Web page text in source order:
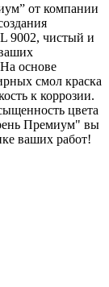
от компании
9002, чистый и
основе
смол краска
к коррозии.
цвета
Премиум" вы
ваших работ!